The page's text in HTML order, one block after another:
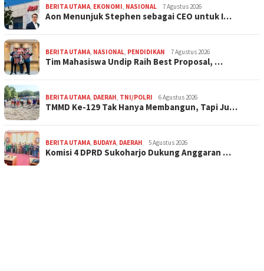
BERITA UTAMA, EKONOMI, NASIONAL 7 Agustus 2026
Aon Menunjuk Stephen sebagai CEO untuk I…
BERITA UTAMA, NASIONAL, PENDIDIKAN 7 Agustus 2026
Tim Mahasiswa Undip Raih Best Proposal, …
BERITA UTAMA, DAERAH, TNI/POLRI 6 Agustus 2026
TMMD Ke-129 Tak Hanya Membangun, Tapi Ju…
BERITA UTAMA, BUDAYA, DAERAH 5 Agustus 2026
Komisi 4 DPRD Sukoharjo Dukung Anggaran …